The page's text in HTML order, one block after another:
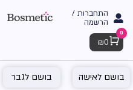
התחברות /
הרשמה
Cart
0
₪ 0
בושם לאישה בושם לגבר